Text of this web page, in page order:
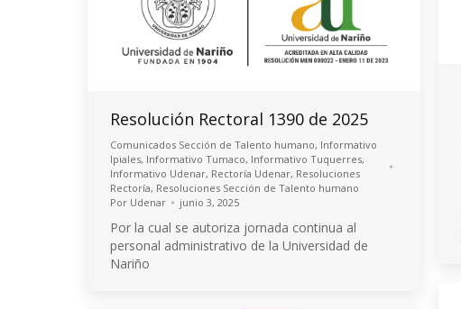
Resolución Rectoral 1390 de 2025
Comunicados Sección de Talento humano, Informativo
Ipiales, Informativo Tumaco, Informativo Tuquerres,
Informativo Udenar, Rectoría Udenar, Resoluciones
Rectoría, Resoluciones Sección de Talento humano
Por Udenar junio 3, 2025
Por la cual se autoriza jornada continua al
personal administrativo de la Universidad de
Nariño